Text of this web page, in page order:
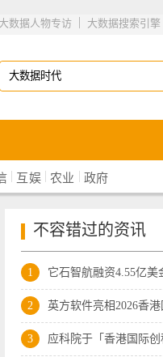
大数据搜索引擎
|
数据人物专访
| 互娱 | 农业 | 政府
不容错过的资讯
1 它石智航融资4.55亿美
2 英方软件亮相2026香
3 应科院于「香港国际创